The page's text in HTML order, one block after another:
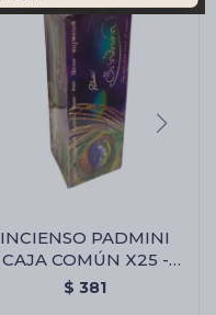
INCIENSO PADMINI
CAJA COMÚN X25 -
Brindavan
$ 381